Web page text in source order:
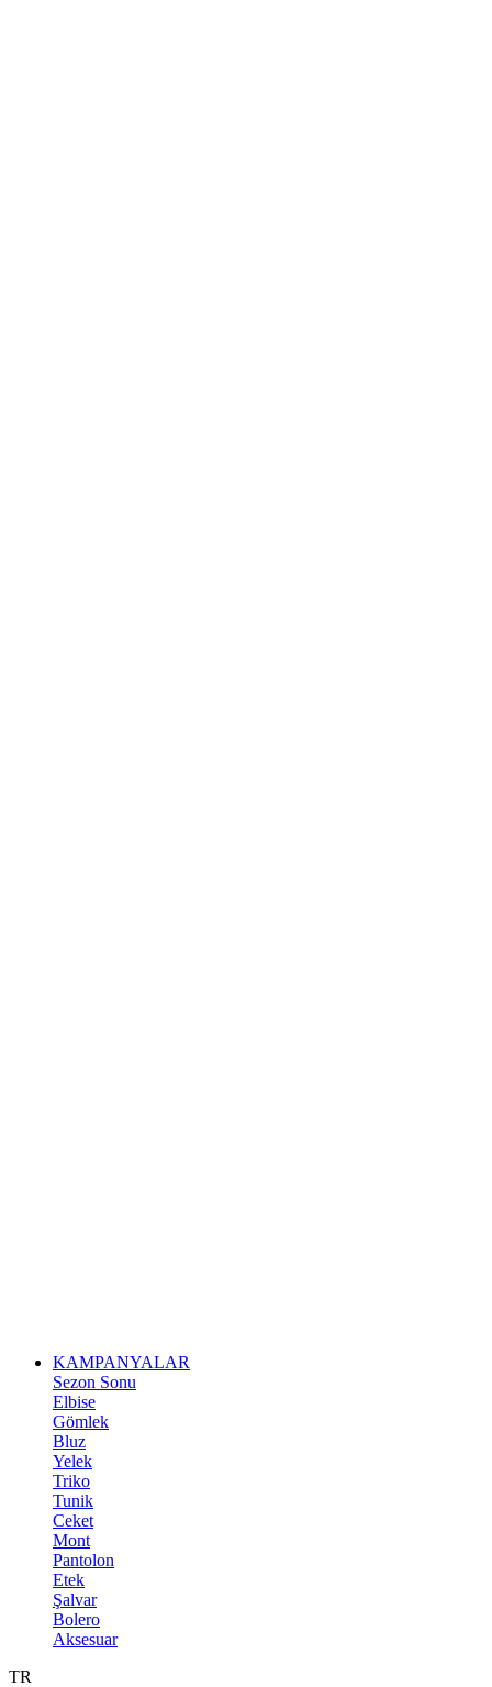
KAMPANYALAR
Sezon Sonu
Elbise
Gömlek
Bluz
Yelek
Triko
Tunik
Ceket
Mont
Pantolon
Etek
Şalvar
Bolero
Aksesuar
TR